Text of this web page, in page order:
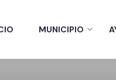
MUNICIPIO